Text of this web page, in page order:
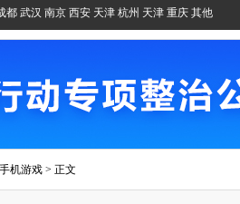
都 武汉 南京 西安 天津 杭州 天津 重庆 其他
手机游戏 > 正文